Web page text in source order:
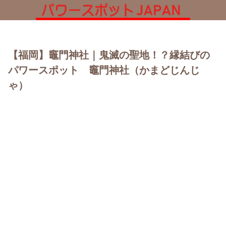
【福岡】竈門神社｜鬼滅の聖地！？縁結びの
パワースポット 竈門神社（かまどじんじ
ゃ）